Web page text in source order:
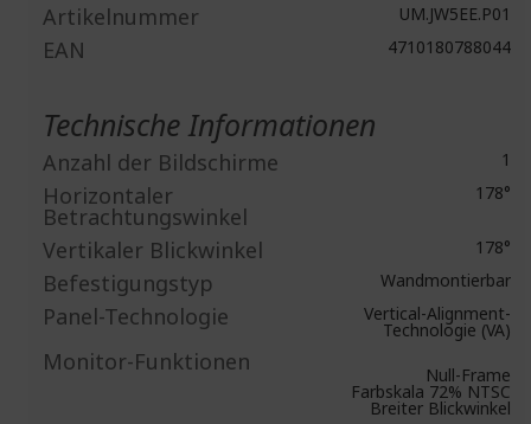
Artikelnummer UM.JW5EE.P01
EAN 4710180788044
Technische Informationen
Anzahl der Bildschirme 1
Horizontaler
Betrachtungswinkel
178°
Vertikaler Blickwinkel 178°
Befestigungstyp Wandmontierbar
Panel-Technologie Vertical-Alignment-
Technologie (VA)
Monitor-Funktionen Null-Frame
Farbskala 72% NTSC
Breiter Blickwinkel